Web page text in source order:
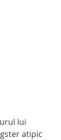
lui
atipic